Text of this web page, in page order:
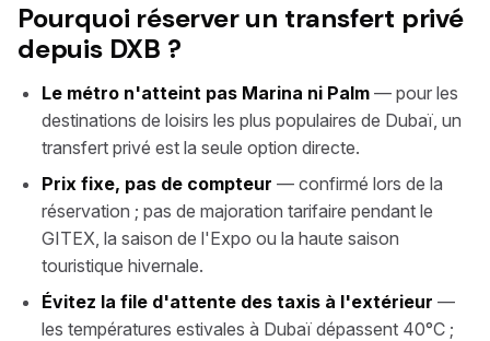
Pourquoi réserver un transfert privé
depuis DXB ?
Le métro n'atteint pas Marina ni Palm — pour les
destinations de loisirs les plus populaires de Dubaï, un
transfert privé est la seule option directe.
Prix fixe, pas de compteur — confirmé lors de la
réservation ; pas de majoration tarifaire pendant le
GITEX, la saison de l'Expo ou la haute saison
touristique hivernale.
Évitez la file d'attente des taxis à l'extérieur —
les températures estivales à Dubaï dépassent 40°C ;